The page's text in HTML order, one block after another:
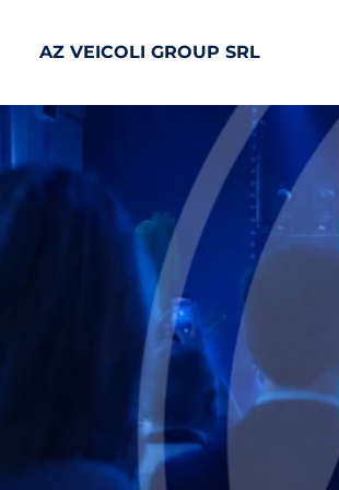
AZ VEICOLI GROUP SRL